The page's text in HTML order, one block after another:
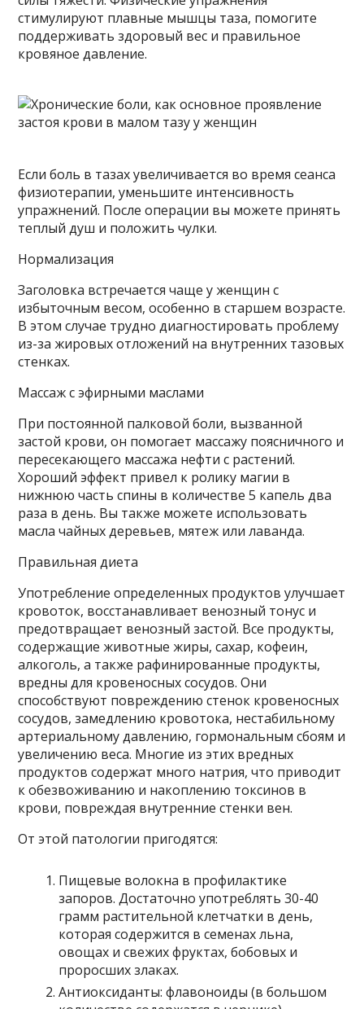
стимулируют плавные мышцы таза, помогите
поддерживать здоровый вес и правильное
кровяное давление.
Если боль в тазах увеличивается во время сеанса
физиотерапии, уменьшите интенсивность
упражнений. После операции вы можете принять
теплый душ и положить чулки.
Нормализация
Заголовка встречается чаще у женщин с
избыточным весом, особенно в старшем возрасте.
В этом случае трудно диагностировать проблему
из-за жировых отложений на внутренних тазовых
стенках.
Массаж с эфирными маслами
При постоянной палковой боли, вызванной
застой крови, он помогает массажу поясничного и
пересекающего массажа нефти с растений.
Хороший эффект привел к ролику магии в
нижнюю часть спины в количестве 5 капель два
раза в день. Вы также можете использовать
масла чайных деревьев, мятеж или лаванда.
Правильная диета
Употребление определенных продуктов улучшает
кровоток, восстанавливает венозный тонус и
предотвращает венозный застой. Все продукты,
содержащие животные жиры, сахар, кофеин,
алкоголь, а также рафинированные продукты,
вредны для кровеносных сосудов. Они
способствуют повреждению стенок кровеносных
сосудов, замедлению кровотока, нестабильному
артериальному давлению, гормональным сбоям и
увеличению веса. Многие из этих вредных
продуктов содержат много натрия, что приводит
к обезвоживанию и накоплению токсинов в
крови, повреждая внутренние стенки вен.
От этой патологии пригодятся:
Пищевые волокна в профилактике
запоров. Достаточно употреблять 30-40
грамм растительной клетчатки в день,
которая содержится в семенах льна,
овощах и свежих фруктах, бобовых и
проросших злаках.
Антиоксиданты: флавоноиды (в большом